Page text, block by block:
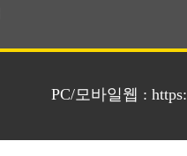
PC/모바일웹 :